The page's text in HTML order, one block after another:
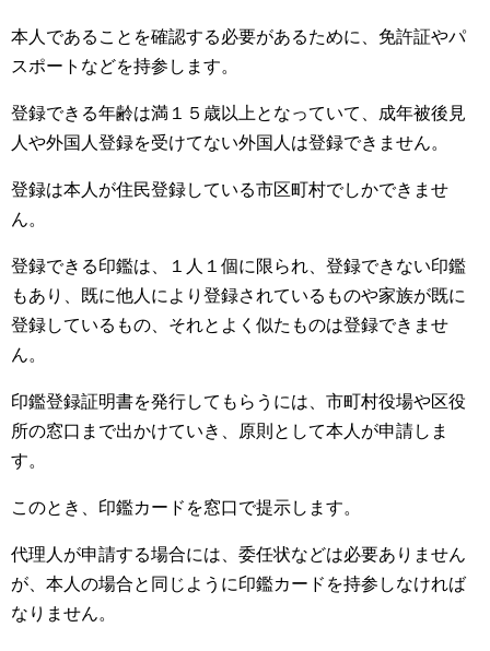
本人であることを確認する必要があるために、免許証やパ
スポートなどを持参します。
登録できる年齢は満１５歳以上となっていて、成年被後見
人や外国人登録を受けてない外国人は登録できません。
登録は本人が住民登録している市区町村でしかできませ
ん。
登録できる印鑑は、１人１個に限られ、登録できない印鑑
もあり、既に他人により登録されているものや家族が既に
登録しているもの、それとよく似たものは登録できませ
ん。
印鑑登録証明書を発行してもらうには、市町村役場や区役
所の窓口まで出かけていき、原則として本人が申請しま
す。
このとき、印鑑カードを窓口で提示します。
代理人が申請する場合には、委任状などは必要ありません
が、本人の場合と同じように印鑑カードを持参しなければ
なりません。